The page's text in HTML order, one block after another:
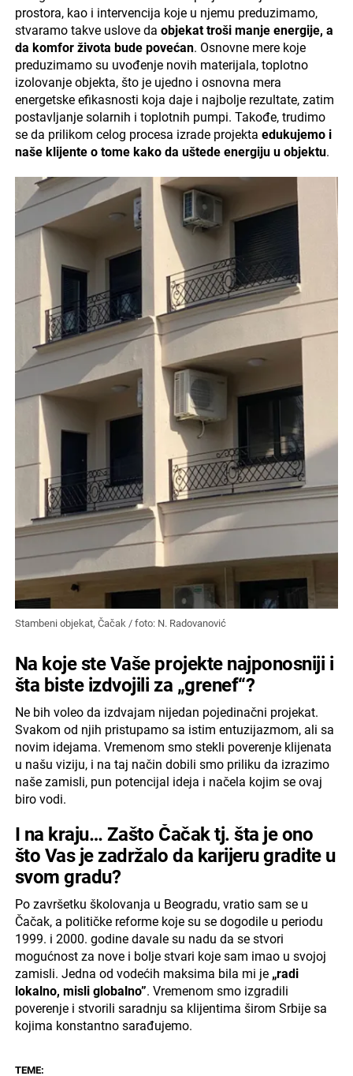
prostora, kao i intervencija koje u njemu preduzimamo,
stvaramo takve uslove da objekat troši manje energije, a
da komfor života bude povećan. Osnovne mere koje
preduzimamo su uvođenje novih materijala, toplotno
izolovanje objekta, što je ujedno i osnovna mera
energetske efikasnosti koja daje i najbolje rezultate, zatim
postavljanje solarnih i toplotnih pumpi. Takođe, trudimo
se da prilikom celog procesa izrade projekta edukujemo i
naše klijente o tome kako da uštede energiju u objektu.
Stambeni objekat, Čačak / foto: N. Radovanović
Na koje ste Vaše projekte najponosniji i
šta biste izdvojili za „grenef“?
Ne bih voleo da izdvajam nijedan pojedinačni projekat.
Svakom od njih pristupamo sa istim entuzijazmom, ali sa
novim idejama. Vremenom smo stekli poverenje klijenata
u našu viziju, i na taj način dobili smo priliku da izrazimo
naše zamisli, pun potencijal ideja i načela kojim se ovaj
biro vodi.
I na kraju… Zašto Čačak tj. šta je ono
što Vas je zadržalo da karijeru gradite u
svom gradu?
Po završetku školovanja u Beogradu, vratio sam se u
Čačak, a političke reforme koje su se dogodile u periodu
1999. i 2000. godine davale su nadu da se stvori
mogućnost za nove i bolje stvari koje sam imao u svojoj
zamisli. Jedna od vodećih maksima bila mi je „radi
lokalno, misli globalno”. Vremenom smo izgradili
poverenje i stvorili saradnju sa klijentima širom Srbije sa
kojima konstantno sarađujemo.
TEME: